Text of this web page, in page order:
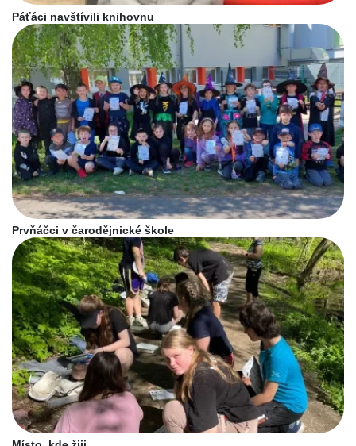
Páťáci navštívili knihovnu
Prvňáčci v čarodějnické škole